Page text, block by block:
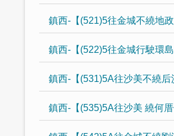
鎮西-【(521)5往金城不繞地政
鎮西-【(522)5往金城行駛環
鎮西-【(531)5A往沙美不繞后
鎮西-【(535)5A往沙美 繞何厝